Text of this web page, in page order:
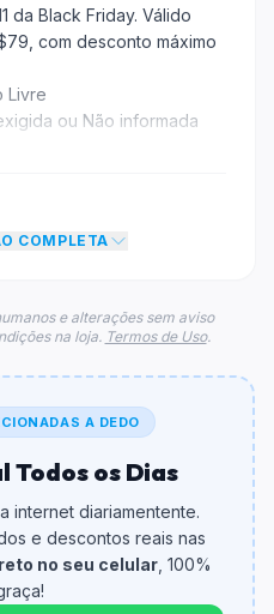
da Black Friday. Válido
com desconto máximo
Livre
ou Não informada
restrição de teto
Não exigido ou Não
COMPLETA
e alterações sem aviso
na loja. Termos de Uso.
A DEDO
Todos os Dias
internet diariamentente.
e descontos reais nas
no seu celular, 100%